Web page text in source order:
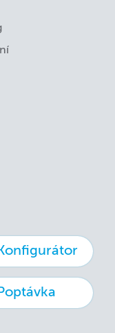
obsahu